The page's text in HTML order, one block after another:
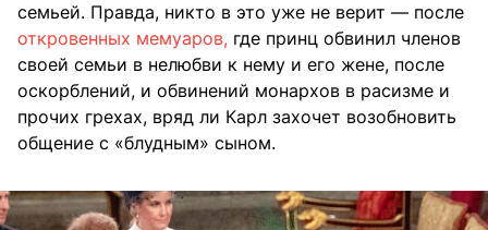
семьей. Правда, никто в это уже не верит — после
откровенных мемуаров, где принц обвинил членов
своей семьи в нелюбви к нему и его жене, после
оскорблений, и обвинений монархов в расизме и
прочих грехах, вряд ли Карл захочет возобновить
общение с «блудным» сыном.